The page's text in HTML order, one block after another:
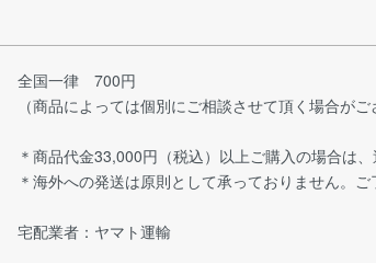
全国一律 700円
（商品によっては個別にご相談させて頂く場合がご
＊商品代金33,000円（税込）以上ご購入の場合は
＊海外への発送は原則として承っておりません。ご
宅配業者：ヤマト運輸